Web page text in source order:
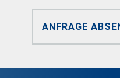
ANFRAGE